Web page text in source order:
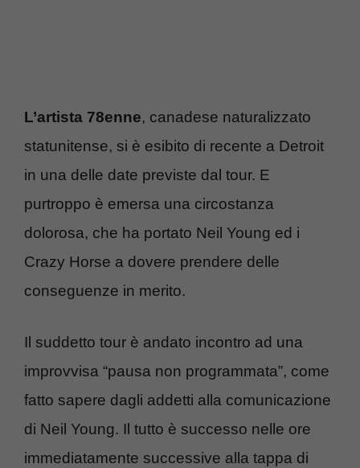
L’artista 78enne, canadese naturalizzato
statunitense, si è esibito di recente a Detroit
in una delle date previste dal tour. E
purtroppo è emersa una circostanza
dolorosa, che ha portato Neil Young ed i
Crazy Horse a dovere prendere delle
conseguenze in merito.
Il suddetto tour è andato incontro ad una
improvvisa “pausa non programmata”, come
fatto sapere dagli addetti alla comunicazione
di Neil Young. Il tutto è successo nelle ore
immediatamente successive alla tappa di